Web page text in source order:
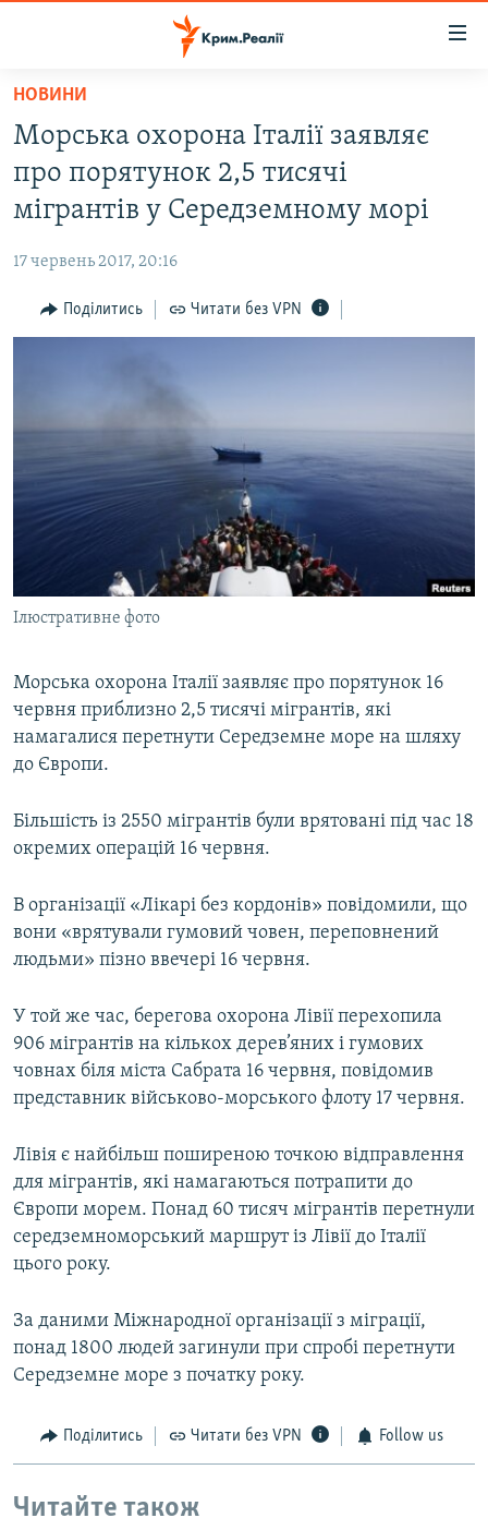
Перейти
основного
матеріалу
Перейти
до
основної
навігації
Перейти
до
ВОДА.КРИМ
ВІДЕО ТА ФОТО
БЛОГИ
ПОГЛЯД
СПЕЦПРОЕКТИ
ДЕПОРТАЦІЯ
ВІДЕОУРОКИ «ELIFBE»
СВІДЧЕННЯ ОКУПАЦІЇ
УКРАЇНСЬКА ПРОБЛЕМА КРИМУ
ІНФОГРАФІКА
ЯК ОБІЙТИ БЛОКУВАННЯ
Русский
ДОЛУЧАЙСЯ!
Усі сайти RFE/RL
НОВИНИ
Морська охорона Італії заявляє
про порятунок 2,5 тисячі
мігрантів у Середземному морі
17 червень 2017, 20:16
Поділитись Читати без VPN
Ілюстративне фото
Морська охорона Італії заявляє про порятунок 16
червня приблизно 2,5 тисячі мігрантів, які
намагалися перетнути Середземне море на шляху
до Європи.
Більшість із 2550 мігрантів були врятовані під час 18
окремих операцій 16 червня.
В організації «Лікарі без кордонів» повідомили, що
вони «врятували гумовий човен, переповнений
людьми» пізно ввечері 16 червня.
У той же час, берегова охорона Лівії перехопила
906 мігрантів на кількох дерев’яних і гумових
човнах біля міста Сабрата 16 червня, повідомив
представник військово-морського флоту 17 червня.
Лівія є найбільш поширеною точкою відправлення
для мігрантів, які намагаються потрапити до
Європи морем. Понад 60 тисяч мігрантів перетнули
середземноморський маршрут із Лівії до Італії
цього року.
За даними Міжнародної організації з міграції,
понад 1800 людей загинули при спробі перетнути
Середземне море з початку року.
Поділитись Читати без VPN Follow us
Читайте також